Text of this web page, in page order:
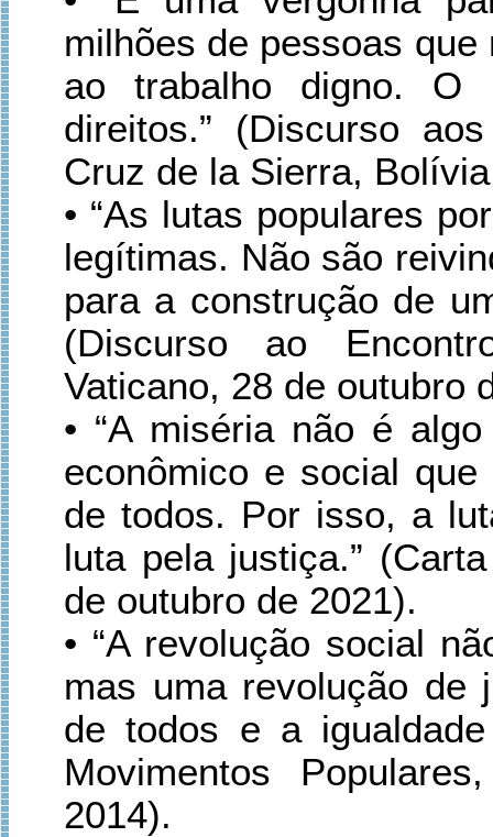
milhões de pessoas
ao trabalho digno. O
direitos.” (Discurso
Cruz de la Sierra,
• “As lutas populares
legítimas. Não são
para a construção de
(Discurso ao
Vaticano, 28 de outubro
• “A miséria não é
econômico e social
de todos. Por isso, a
luta pela justiça.”
de outubro de 2021).
• “A revolução social
mas uma revolução de
de todos e a
Movimentos
2014).